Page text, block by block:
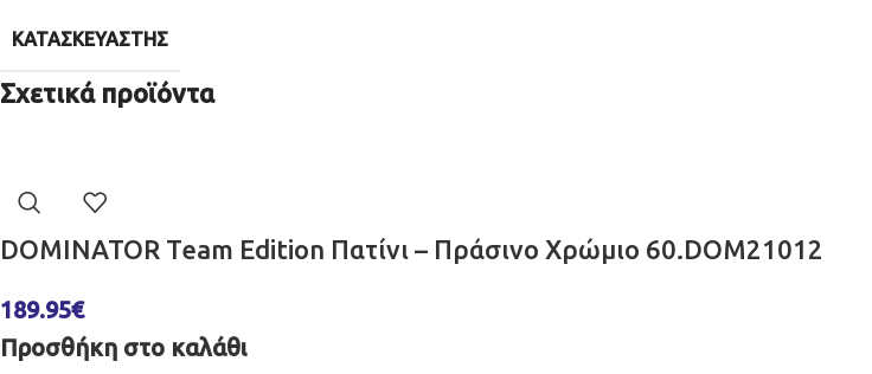
ΚΑΤΑΣΚΕΥΑΣΤΉΣ
Σχετικά προϊόντα
DOMINATOR Team Edition Πατίνι – Πράσινο Χρώμιο 60.DOM21012
189.95€
Προσθήκη στο καλάθι